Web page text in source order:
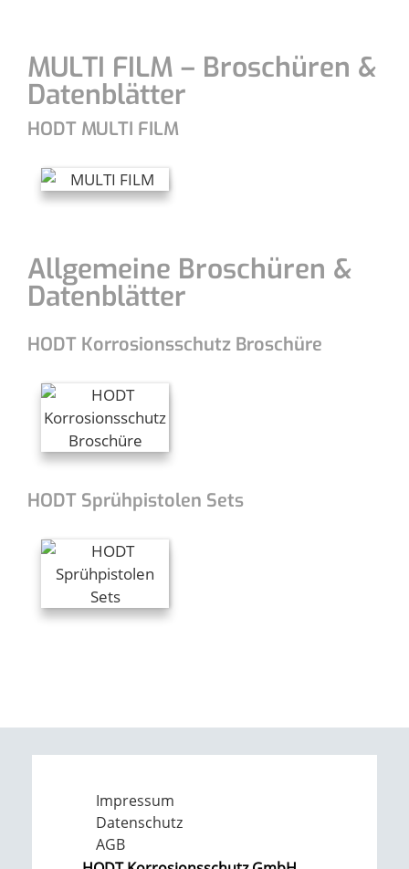
MULTI FILM – Broschüren &
Datenblätter
HODT MULTI FILM
Allgemeine Broschüren &
Datenblätter
HODT Korrosionsschutz Broschüre
HODT Sprühpistolen Sets
Impressum
Datenschutz
AGB